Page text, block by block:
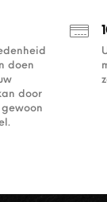
doen
door